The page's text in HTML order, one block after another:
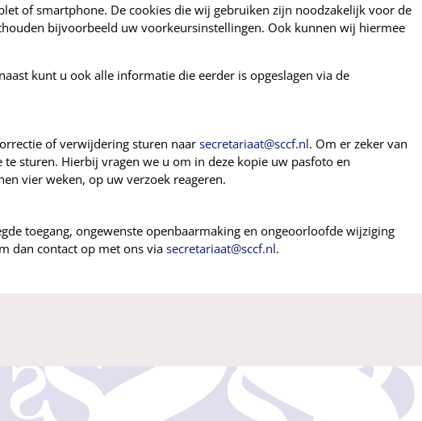
of smartphone. De cookies die wij gebruiken zijn noodzakelijk voor de
bijvoorbeeld uw voorkeursinstellingen. Ook kunnen wij hiermee
kunt u ook alle informatie die eerder is opgeslagen via de
of verwijdering sturen naarsecretariaat@sccf.nl. Om er zeker van
sturen. Hierbij vragen we u om in deze kopie uw pasfoto en
vier weken, op uw verzoek reageren.
toegang, ongewenste openbaarmaking en ongeoorloofde wijziging
dan contact op met ons viasecretariaat@sccf.nl.